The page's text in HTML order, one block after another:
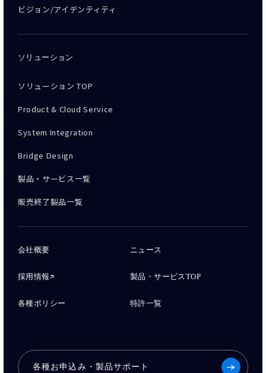
ビジョン/アイデンティティ
ソリューション
ソリューション TOP
Product & Cloud Service
System Integration
Bridge Design
製品・サービス一覧
販売終了製品一覧
会社概要 ニュース
採用情報 製品・サービスTOP
各種ポリシー 特許一覧
各種お申込み・製品サポート